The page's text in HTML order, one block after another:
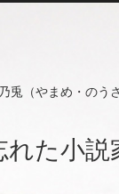
兎（やまめ・のう
れた小